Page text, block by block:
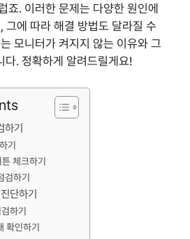
죠. 이러한 문제는 다양한 원인에
그에 따라 해결 방법도 달라질 수
모니터가 켜지지 않는 이유와 그
다. 정확하게 알려드릴게요!
기
기
체크하기
검하기
단하기
하기
확인하기